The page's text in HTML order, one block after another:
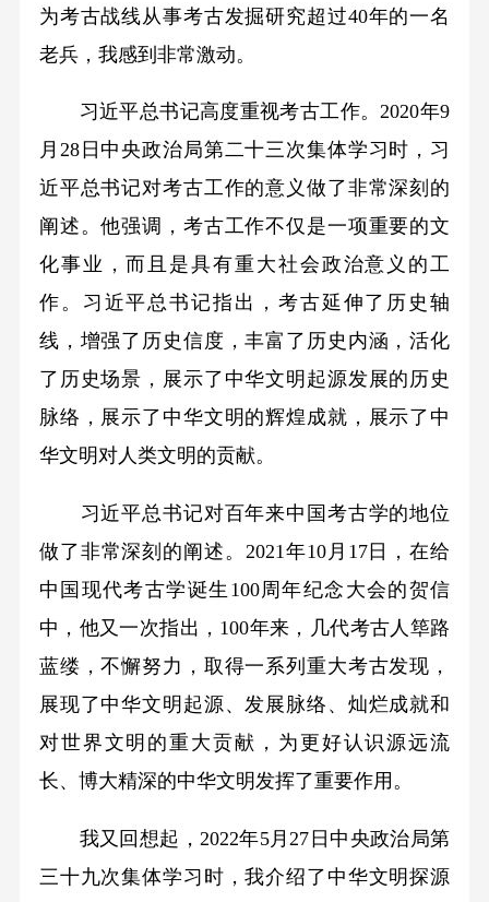
为考古战线从事考古发掘研究超过40年的一名
老兵，我感到非常激动。
习近平总书记高度重视考古工作。2020年9
月28日中央政治局第二十三次集体学习时，习
近平总书记对考古工作的意义做了非常深刻的
阐述。他强调，考古工作不仅是一项重要的文
化事业，而且是具有重大社会政治意义的工
作。习近平总书记指出，考古延伸了历史轴
线，增强了历史信度，丰富了历史内涵，活化
了历史场景，展示了中华文明起源发展的历史
脉络，展示了中华文明的辉煌成就，展示了中
华文明对人类文明的贡献。
习近平总书记对百年来中国考古学的地位
做了非常深刻的阐述。2021年10月17日，在给
中国现代考古学诞生100周年纪念大会的贺信
中，他又一次指出，100年来，几代考古人筚路
蓝缕，不懈努力，取得一系列重大考古发现，
展现了中华文明起源、发展脉络、灿烂成就和
对世界文明的重大贡献，为更好认识源远流
长、博大精深的中华文明发挥了重要作用。
我又回想起，2022年5月27日中央政治局第
三十九次集体学习时，我介绍了中华文明探源